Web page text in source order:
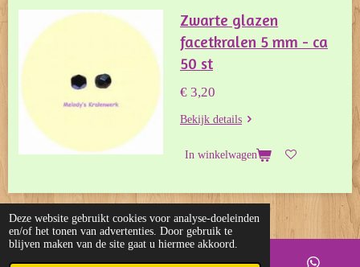
Deze website gebruikt cookies voor analyse-doeleinden
en/of het tonen van advertenties. Door gebruik te
blijven maken van de site gaat u hiermee akkoord.
Zwarte glazen
facetkralen 5 mm - ca
50 st
€ 3,20
Bekijk details
In winkelwagen
© 2017 - 2026 Melody's Kralenwerk